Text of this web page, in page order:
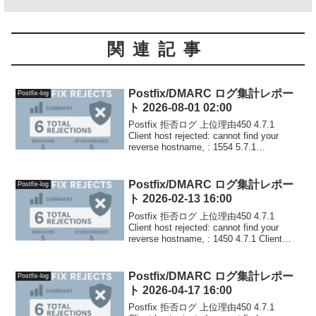
関連記事
Postfix-log
Postfix/DMARC ログ集計レポー
ト 2026-08-01 02:00
Postfix 拒否ログ 上位理由450 4.7.1
Client host rejected: cannot find your
reverse hostname, : 1554 5.7.1
Postfix-log
Postfix/DMARC ログ集計レポー
ト 2026-02-13 16:00
Postfix 拒否ログ 上位理由450 4.7.1
Client host rejected: cannot find your
reverse hostname, : 1450 4.7.1 Client
Postfix-log
Postfix/DMARC ログ集計レポー
ト 2026-04-17 16:00
Postfix 拒否ログ 上位理由450 4.7.1